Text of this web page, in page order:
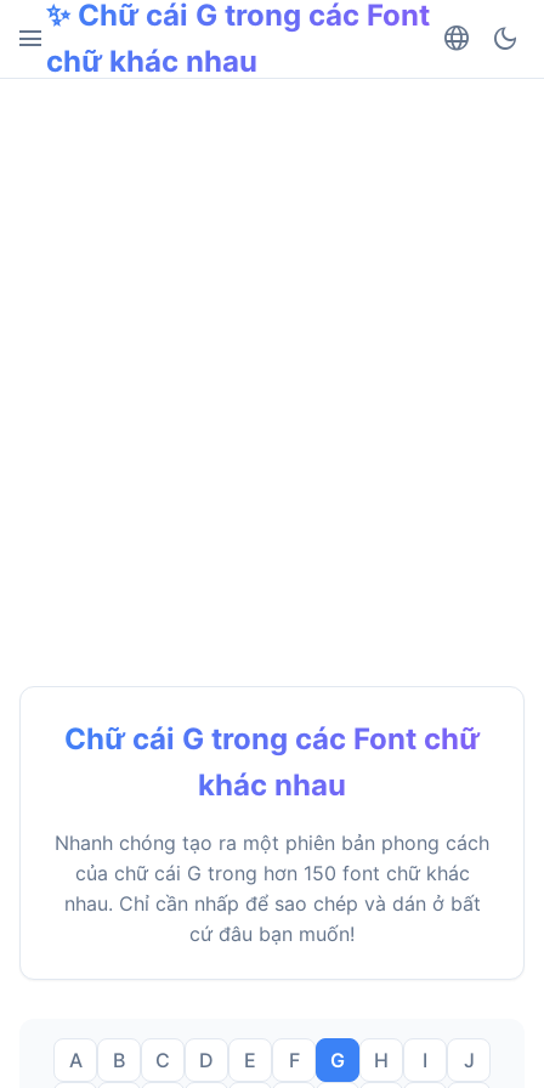
menu
✨ Chữ cái G trong các Font
chữ khác nhau
language dark_mode
Chữ cái G trong các Font chữ
khác nhau
Nhanh chóng tạo ra một phiên bản phong cách
của chữ cái G trong hơn 150 font chữ khác
nhau. Chỉ cần nhấp để sao chép và dán ở bất
cứ đâu bạn muốn!
A B C D E F G H I
J